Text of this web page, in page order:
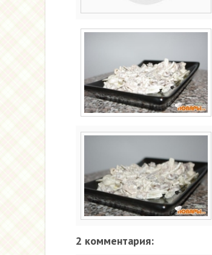
2 комментария: